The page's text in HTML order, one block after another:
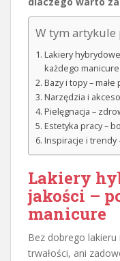
W tym artykule
Lakiery
każdego manicure
Bazy i topy –
Narzędzia i
Pielęgnacja –
Estetyka pracy –
Inspiracje i trendy
Lakiery
jakości –
manicure
Bez dobrego lakieru
trwałości, ani